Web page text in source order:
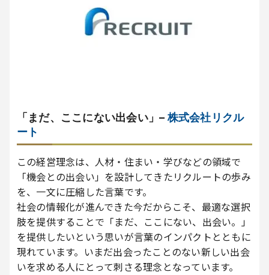
「まだ、ここにない出会い」–株式会社リクル
ート
この経営理念は、人材・住まい・学びなどの領域で
「機会との出会い」を設計してきたリクルートの歩み
を、一文に圧縮した言葉です。
社会の情報化が進んできた今だからこそ、最適な選択
肢を提供することで「まだ、ここにない、出会い。」
を提供したいという思いが言葉のインパクトとともに
現れています。いまだ出会ったことのない新しい出会
いを求める人にとって刺さる理念となっています。